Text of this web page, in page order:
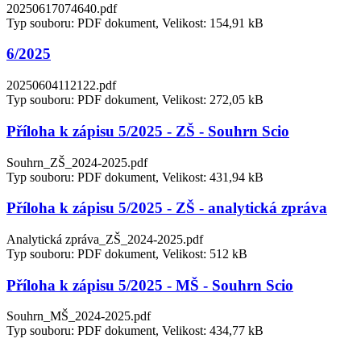
20250617074640.pdf
Typ souboru: PDF dokument, Velikost: 154,91 kB
6/2025
20250604112122.pdf
Typ souboru: PDF dokument, Velikost: 272,05 kB
Příloha k zápisu 5/2025 - ZŠ - Souhrn Scio
Souhrn_ZŠ_2024-2025.pdf
Typ souboru: PDF dokument, Velikost: 431,94 kB
Příloha k zápisu 5/2025 - ZŠ - analytická zpráva
Analytická zpráva_ZŠ_2024-2025.pdf
Typ souboru: PDF dokument, Velikost: 512 kB
Příloha k zápisu 5/2025 - MŠ - Souhrn Scio
Souhrn_MŠ_2024-2025.pdf
Typ souboru: PDF dokument, Velikost: 434,77 kB